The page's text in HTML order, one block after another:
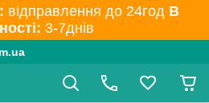
відправлення до 24год В
3-7днів